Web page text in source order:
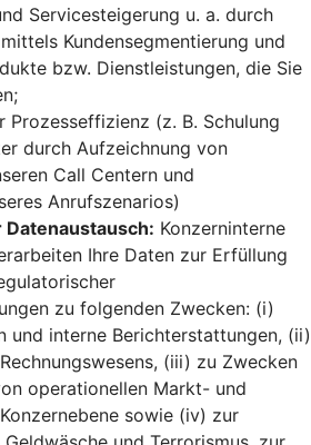
Servicesteigerung u. a. durch
Kundensegmentierung und
bzw. Dienstleistungen, die Sie
Prozesseffizienz (z. B. Schulung
durch Aufzeichnung von
Call Centern und
Anrufszenarios)
Konzerninterne
Ihre Daten zur Erfüllung
zu folgenden Zwecken: (i)
und interne Berichterstattungen, (ii)
(iii) zu Zwecken
operationellen Markt- und
sowie (iv) zur